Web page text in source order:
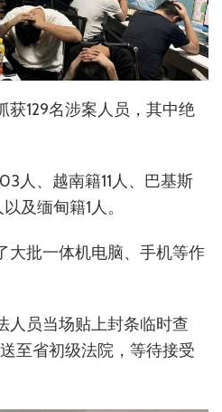
获129名涉案人员，其中绝
人、越南籍11人、巴基斯
及缅甸籍1人。
大批一体机电脑、手机等作
人员当场贴上封条临时查
至省初级法院，等待接受